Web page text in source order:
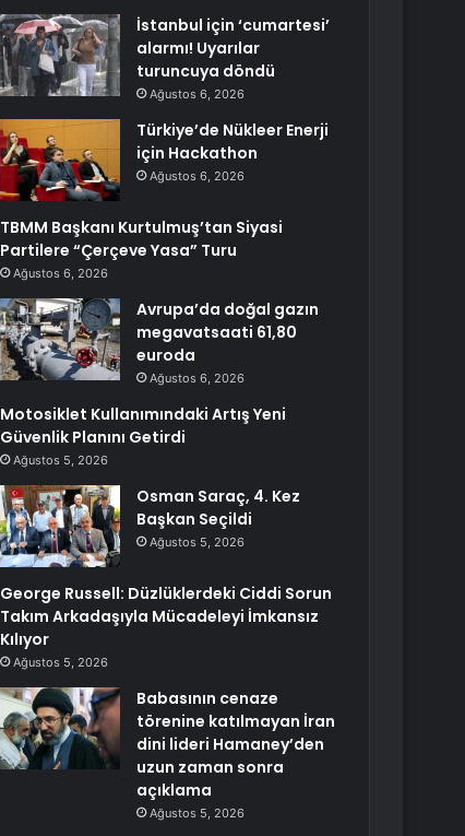
İstanbul için ‘cumartesi’
alarmı! Uyarılar
turuncuya döndü
Ağustos 6, 2026
Türkiye’de Nükleer Enerji
için Hackathon
Ağustos 6, 2026
TBMM Başkanı Kurtulmuş’tan Siyasi
Partilere “Çerçeve Yasa” Turu
Ağustos 6, 2026
Avrupa’da doğal gazın
megavatsaati 61,80
euroda
Ağustos 6, 2026
Motosiklet Kullanımındaki Artış Yeni
Güvenlik Planını Getirdi
Ağustos 5, 2026
Osman Saraç, 4. Kez
Başkan Seçildi
Ağustos 5, 2026
George Russell: Düzlüklerdeki Ciddi Sorun
Takım Arkadaşıyla Mücadeleyi İmkansız
Kılıyor
Ağustos 5, 2026
Babasının cenaze
törenine katılmayan İran
dini lideri Hamaney’den
uzun zaman sonra
açıklama
Ağustos 5, 2026